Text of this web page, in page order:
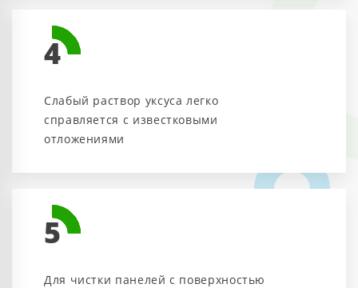
4
Слабый раствор уксуса легко
справляется с известковыми
отложениями
5
Для чистки панелей с поверхностью